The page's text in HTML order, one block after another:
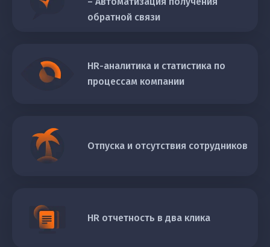
обратной связи
HR-аналитика и статистика по
процессам компании
Отпуска и отсутствия сотрудников
HR отчетность в два клика
Привіт! Шо ти голова?